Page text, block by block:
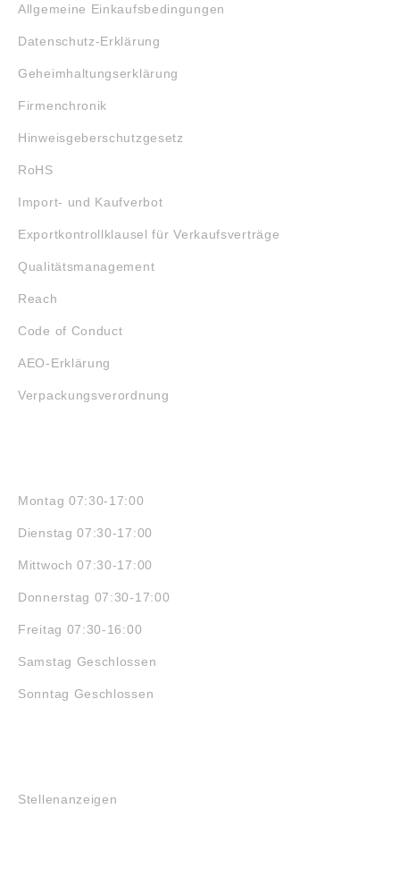
Allgemeine Einkaufsbedingungen
Datenschutz-Erklärung
Geheimhaltungserklärung
Firmenchronik
Hinweisgeberschutzgesetz
RoHS
Import- und Kaufverbot
Exportkontrollklausel für Verkaufsverträge
Qualitätsmanagement
Reach
Code of Conduct
AEO-Erklärung
Verpackungsverordnung
Montag 07:30-17:00
Dienstag 07:30-17:00
Mittwoch 07:30-17:00
Donnerstag 07:30-17:00
Freitag 07:30-16:00
Samstag Geschlossen
Sonntag Geschlossen
Stellenanzeigen